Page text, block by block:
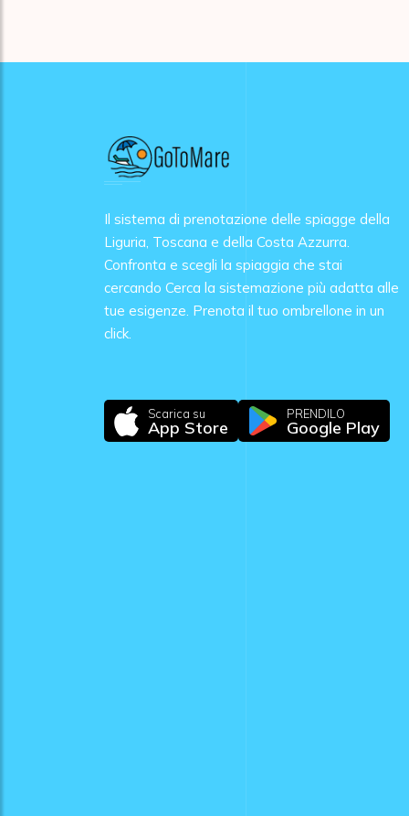
Il sistema di prenotazione delle spiagge della
Liguria, Toscana e della Costa Azzurra.
Confronta e scegli la spiaggia che stai
cercando Cerca la sistemazione più adatta alle
tue esigenze. Prenota il tuo ombrellone in un
click.
Scarica su
App Store
PRENDILO
Google Play